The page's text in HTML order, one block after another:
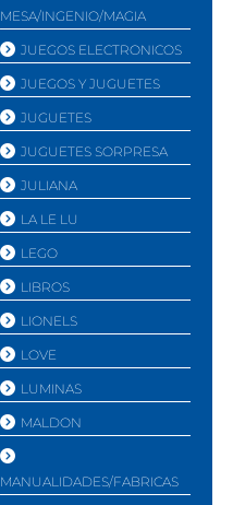
MESA/INGENIO/MAGIA
JUEGOS ELECTRONICOS
JUEGOS Y JUGUETES
JUGUETES
JUGUETES SORPRESA
JULIANA
LA LE LU
LEGO
LIBROS
LIONELS
LOVE
LUMINAS
MALDON
MANUALIDADES/FABRICAS